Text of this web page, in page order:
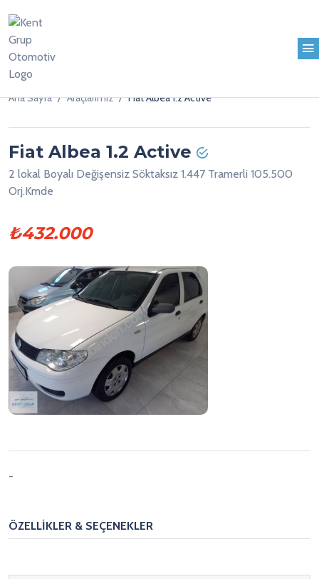
Ana Sayfa Araçlarımız Fiat Albea 1.2 Active
Fiat Albea 1.2 Active
2 lokal Boyalı Değişensiz Söktaksız 1.447 Tramerli 105.500
Orj.Kmde
₺432.000
-
ÖZELLİKLER & SEÇENEKLER